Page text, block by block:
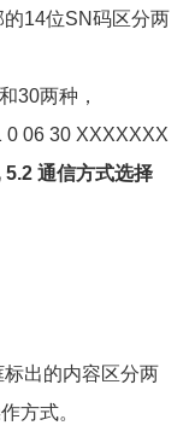
14位SN码区分两
30两种，
30 XXXXXXX
5.2 通信方式选择
出的内容区分两
方式。